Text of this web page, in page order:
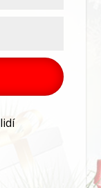
lidí